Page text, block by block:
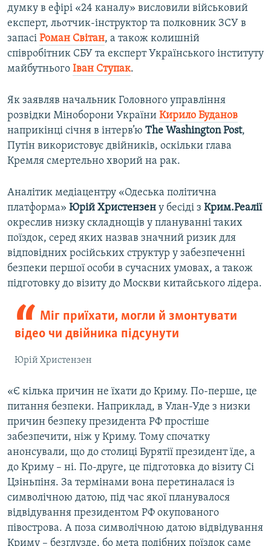
думку в ефірі «24 каналу» висловили військовий
експерт, льотчик-інструктор та полковник ЗСУ в
запасі Роман Світан, а також колишній
співробітник СБУ та експерт Українського інституту
майбутнього Іван Ступак.
Як заявляв начальник Головного управління
розвідки Міноборони України Кирило Буданов
наприкінці січня в інтерв’ю The Washington Post,
Путін використовує двійників, оскільки глава
Кремля смертельно хворий на рак.
Аналітик медіацентру «Одеська політична
платформа» Юрій Христензен у бесіді з Крим.Реалії
окреслив низку складнощів у плануванні таких
поїздок, серед яких назвав значний ризик для
відповідних російських структур у забезпеченні
безпеки першої особи в сучасних умовах, а також
підготовку до візиту до Москви китайського лідера.
Міг приїхати, могли й змонтувати
відео чи двійника підсунути
Юрій Христензен
«Є кілька причин не їхати до Криму. По-перше, це
питання безпеки. Наприклад, в Улан-Уде з низки
причин безпеку президента РФ простіше
забезпечити, ніж у Криму. Тому спочатку
анонсували, що до столиці Бурятії президент їде, а
до Криму – ні. По-друге, це підготовка до візиту Сі
Цзіньпіня. За термінами вона перетиналася із
символічною датою, під час якої планувалося
відвідування президентом РФ окупованого
півострова. А поза символічною датою відвідування
Криму – безглузде, бо мета подібних поїздок саме